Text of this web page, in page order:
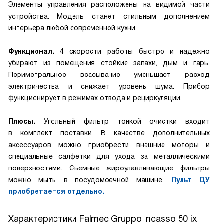
Элементы управления расположены на видимой части
устройства. Модель станет стильным дополнением
интерьера любой современной кухни.
Функционал. 4 скорости работы быстро и надежно
убирают из помещения стойкие запахи, дым и гарь.
Периметральное всасывание уменьшает расход
электричества и снижает уровень шума. Прибор
функционирует в режимах отвода и рециркуляции.
Плюсы. Угольный фильтр тонкой очистки входит
в комплект поставки. В качестве дополнительных
аксессуаров можно приобрести внешние моторы и
специальные салфетки для ухода за металлическими
поверхностями. Съемные жироулавливающие фильтры
можно мыть в посудомоечной машине.
Пульт ДУ
приобретается отдельно.
Характеристики Falmec Gruppo Incasso 50 ix